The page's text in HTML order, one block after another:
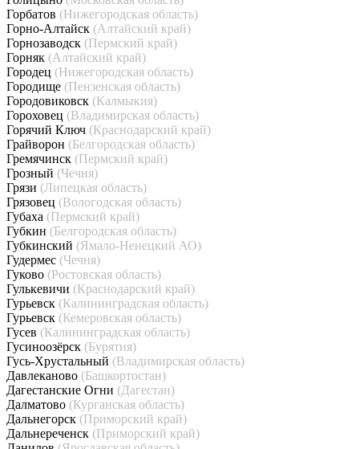
Горбатов (Нижегородская область)
Горно-Алтайск (Алтайский край)
Горнозаводск (Пермский край)
Горняк (Алтайский край)
Городец (Нижегородская область)
Городище (Пензенская область)
Городовиковск (Калмыкия)
Гороховец (Владимирская область)
Горячий Ключ (Краснодарский край)
Грайворон (Белгородская область)
Гремячинск (Пермский край)
Грозный (Чечня)
Грязи (Липецкая область)
Грязовец (Вологодская область)
Губаха (Пермский край)
Губкин (Белгородская область)
Губкинский (Ямало-Ненецкий АО)
Гудермес (Чечня)
Гуково (Ростовская область)
Гулькевичи (Краснодарский край)
Гурьевск (Калининградская область)
Гурьевск (Кемеровская область)
Гусев (Калининградская область)
Гусиноозёрск (Бурятия)
Гусь-Хрустальный (Владимирская область)
Давлеканово (Башкортостан)
Дагестанские Огни (Дагестан)
Далматово (Курганская область)
Дальнегорск (Приморский край)
Дальнереченск (Приморский край)